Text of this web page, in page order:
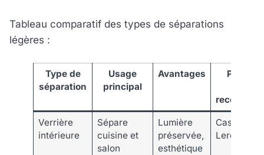
Tableau comparatif des types de séparations
légères :
Type de
séparation
Usage
principal
Avantages
Points
Verrière
intérieure
Sépare
cuisine et
salon
Lumière
préservée,
esthétique
Castorama,
Leroy